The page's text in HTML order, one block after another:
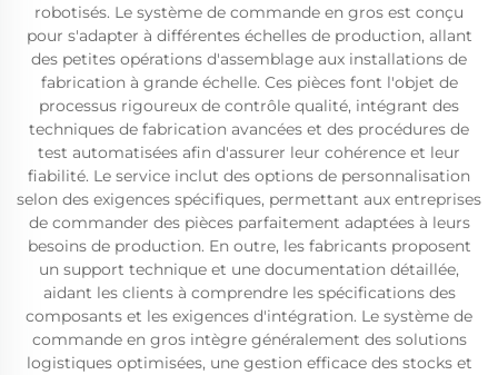
robotisés. Le système de commande en gros est conçu
pour s'adapter à différentes échelles de production, allant
des petites opérations d'assemblage aux installations de
fabrication à grande échelle. Ces pièces font l'objet de
processus rigoureux de contrôle qualité, intégrant des
techniques de fabrication avancées et des procédures de
test automatisées afin d'assurer leur cohérence et leur
fiabilité. Le service inclut des options de personnalisation
selon des exigences spécifiques, permettant aux entreprises
de commander des pièces parfaitement adaptées à leurs
besoins de production. En outre, les fabricants proposent
un support technique et une documentation détaillée,
aidant les clients à comprendre les spécifications des
composants et les exigences d'intégration. Le système de
commande en gros intègre généralement des solutions
logistiques optimisées, une gestion efficace des stocks et